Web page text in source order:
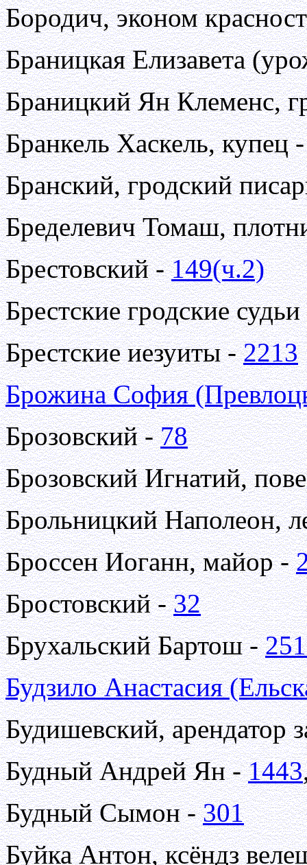
Бородич, эконом
Браницкая Елизавета
Браницкий Ян Клеменс,
Бранкель Хаскель, купец
Бранский, гродский
Бределевич Томаш,
Брестовский -149(ч.2)
Брестские гродские
Брестские иезуиты -2213
Брожина София
Брозовский -78
Брозовский Игнатий,
Брольницкий Наполеон,
Броссен Иоганн, майор -
Бростовский -32
Брухальский Бартош -
Будзило Анастасия
Будишевский, арендатор
Будный Андрей Ян -1443
Будный Сымон -301
Буйка Антон, ксёндз